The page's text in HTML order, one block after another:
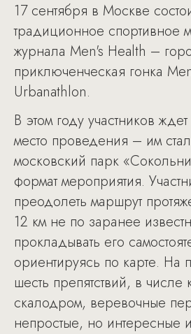
17 сентября в Москве
традиционное спортивное
журнала Men's Health –
приключенческая гонка
Urbanathlon.
В этом году участников
место проведения – им
московский парк
формат мероприятия.
преодолеть маршрут
12 км не по заранее
прокладывать его
ориентируясь по карте. На
шесть препятствий, в числе
скалодром, веревочные
непростые, но интересные